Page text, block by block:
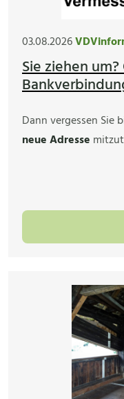
03.08.2026
Sie ziehen
Dann vergessen Sie
neue Adresse